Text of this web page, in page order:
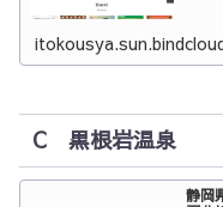
C 黒根岩温泉
静岡